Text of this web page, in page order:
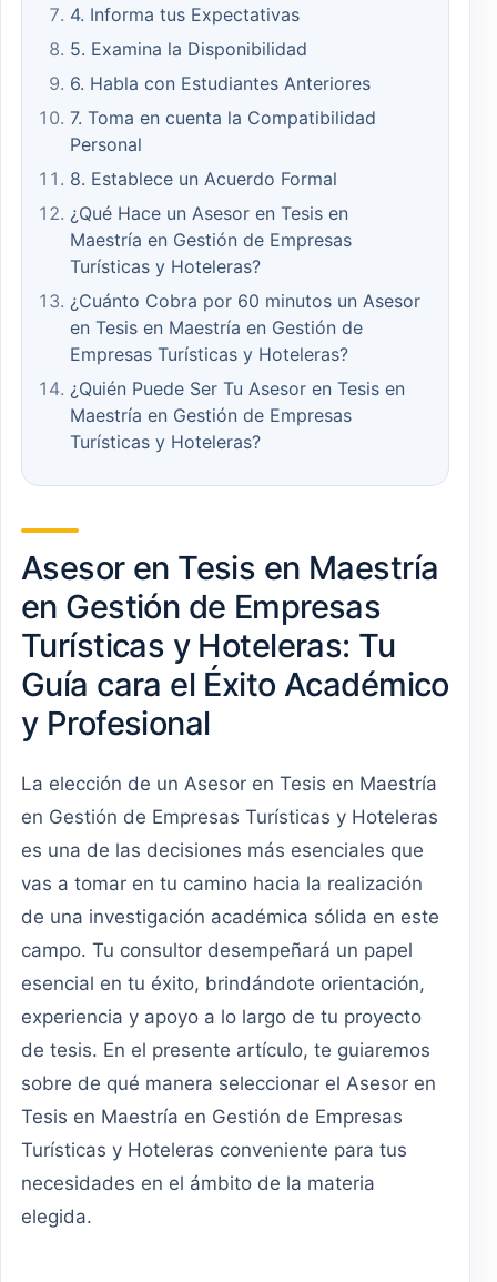
4. Informa tus Expectativas
5. Examina la Disponibilidad
6. Habla con Estudiantes Anteriores
7. Toma en cuenta la Compatibilidad
Personal
8. Establece un Acuerdo Formal
¿Qué Hace un Asesor en Tesis en
Maestría en Gestión de Empresas
Turísticas y Hoteleras?
¿Cuánto Cobra por 60 minutos un Asesor
en Tesis en Maestría en Gestión de
Empresas Turísticas y Hoteleras?
¿Quién Puede Ser Tu Asesor en Tesis en
Maestría en Gestión de Empresas
Turísticas y Hoteleras?
Asesor en Tesis en Maestría
en Gestión de Empresas
Turísticas y Hoteleras: Tu
Guía cara el Éxito Académico
y Profesional
La elección de un Asesor en Tesis en Maestría
en Gestión de Empresas Turísticas y Hoteleras
es una de las decisiones más esenciales que
vas a tomar en tu camino hacia la realización
de una investigación académica sólida en este
campo. Tu consultor desempeñará un papel
esencial en tu éxito, brindándote orientación,
experiencia y apoyo a lo largo de tu proyecto
de tesis. En el presente artículo, te guiaremos
sobre de qué manera seleccionar el Asesor en
Tesis en Maestría en Gestión de Empresas
Turísticas y Hoteleras conveniente para tus
necesidades en el ámbito de la materia
elegida.